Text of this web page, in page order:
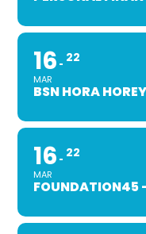
16
MAR
22
BSN HORA
16
MAR
22
FOUNDATION45